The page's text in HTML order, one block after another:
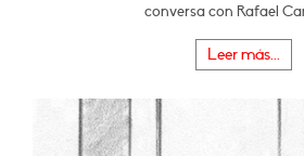
conversa con Rafael
Leer más...